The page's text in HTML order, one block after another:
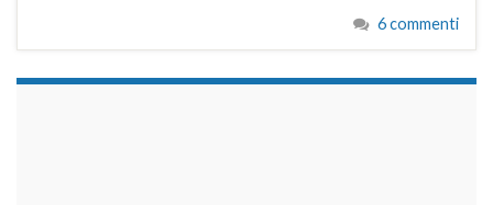
6 commenti